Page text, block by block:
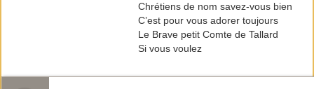
Chrétiens de nom savez-vous bien
C’est pour vous adorer toujours
Le Brave petit Comte de Tallard
Si vous voulez